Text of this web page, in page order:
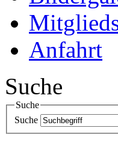
Anfahrt
Suche
Suche
Suche